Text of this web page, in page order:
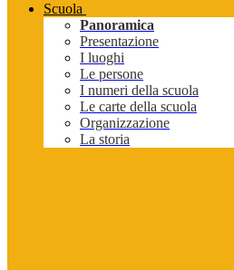
Scuola
Panoramica
Presentazione
I luoghi
Le persone
I numeri della scuola
Le carte della scuola
Organizzazione
La storia